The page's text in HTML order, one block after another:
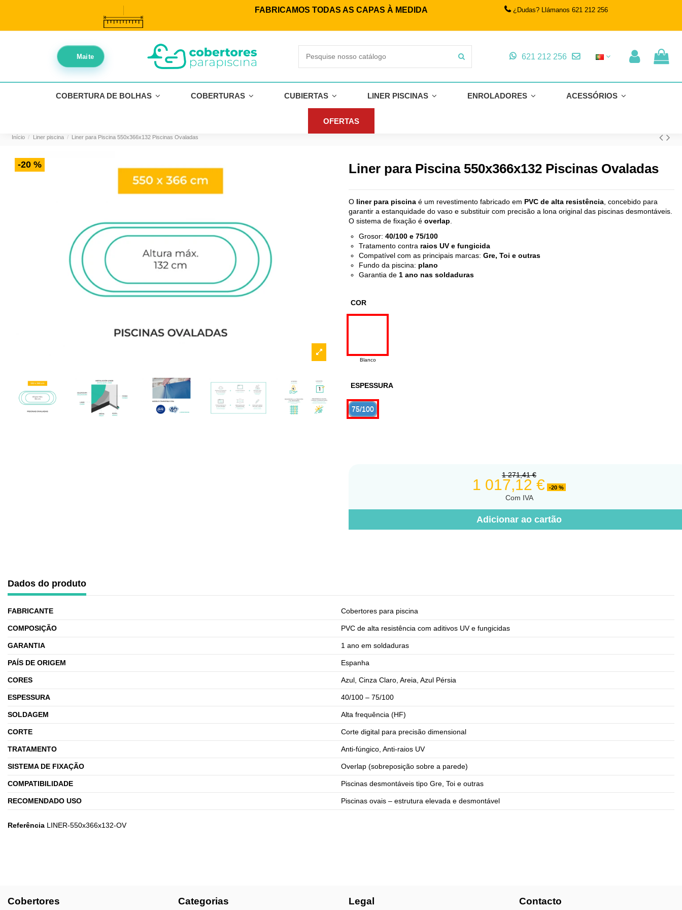
FABRICAMOS TODAS AS CAPAS À MEDIDA ¿Dudas? Llámanos 621 212 256
Maite 621 212 256
COBERTURA DE BOLHAS COBERTURAS CUBIERTAS LINER PISCINAS ENROLADORES ACESSÓRIOS
OFERTAS
Início Liner piscina Liner para Piscina 550x366x132 Piscinas Ovaladas
-20 % Liner para Piscina 550x366x132 Piscinas Ovaladas
O liner para piscina é um revestimento fabricado em PVC de alta resistência , concebido para
garantir a estanquidade do vaso e substituir com precisão a lona original das piscinas desmontáveis.
O sistema de fixação é overlap
Grosor: 40/100 e 75/100
Tratamento contra raios UV e fungicida
Compatível com as principais marcas: Gre, Toi e outras
Fundo da piscina: plano
Garantia de 1 ano nas soldaduras
COR
Blanco
ESPESSURA
75/100
1 271,41 €
1 017,12 € -20 %
Com IVA
Adicionar ao cartão
Dados do produto
FABRICANTE Cobertores para piscina
COMPOSIÇÃO PVC de alta resistência com aditivos UV e fungicidas
GARANTIA 1 ano em soldaduras
PAÍS DE ORIGEM Espanha
CORES Azul, Cinza Claro, Areia, Azul Pérsia
ESPESSURA 40/100 – 75/100
SOLDAGEM Alta frequência (HF)
CORTE Corte digital para precisão dimensional
TRATAMENTO Anti-fúngico, Anti-raios UV
SISTEMA DE FIXAÇÃO Overlap (sobreposição sobre a parede)
COMPATIBILIDADE Piscinas desmontáveis tipo Gre, Toi e outras
RECOMENDADO USO Piscinas ovais – estrutura elevada e desmontável
Referência LINER-550x366x132-OV
Cobertores Categorias Legal Contacto